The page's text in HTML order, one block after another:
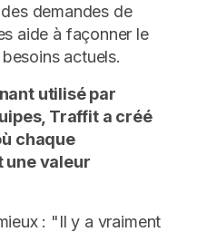
demandes de
aide à façonner le
actuels.
utilisé par
Traffit a créé
chaque
une valeur
: "Il y a vraiment